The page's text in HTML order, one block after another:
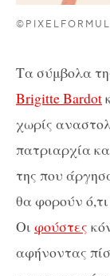
Τα σύμβολα
Brigitte Bardot
χωρίς
πατριαρχία
της που
θα φορούν
Οι φούστες
αφήνοντας